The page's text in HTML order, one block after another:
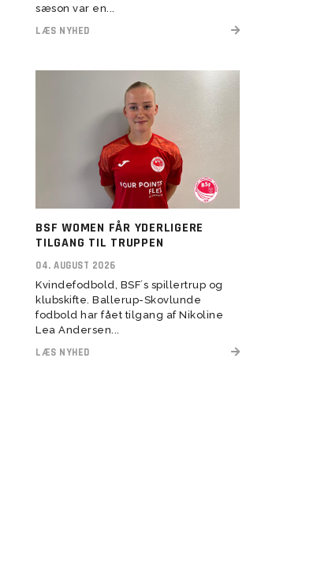
sæson var en...
LÆS NYHED
BSF WOMEN FÅR YDERLIGERE
TILGANG TIL TRUPPEN
04. AUGUST 2026
Kvindefodbold, BSF´s spillertrup og
klubskifte. Ballerup-Skovlunde
fodbold har fået tilgang af Nikoline
Lea Andersen...
LÆS NYHED